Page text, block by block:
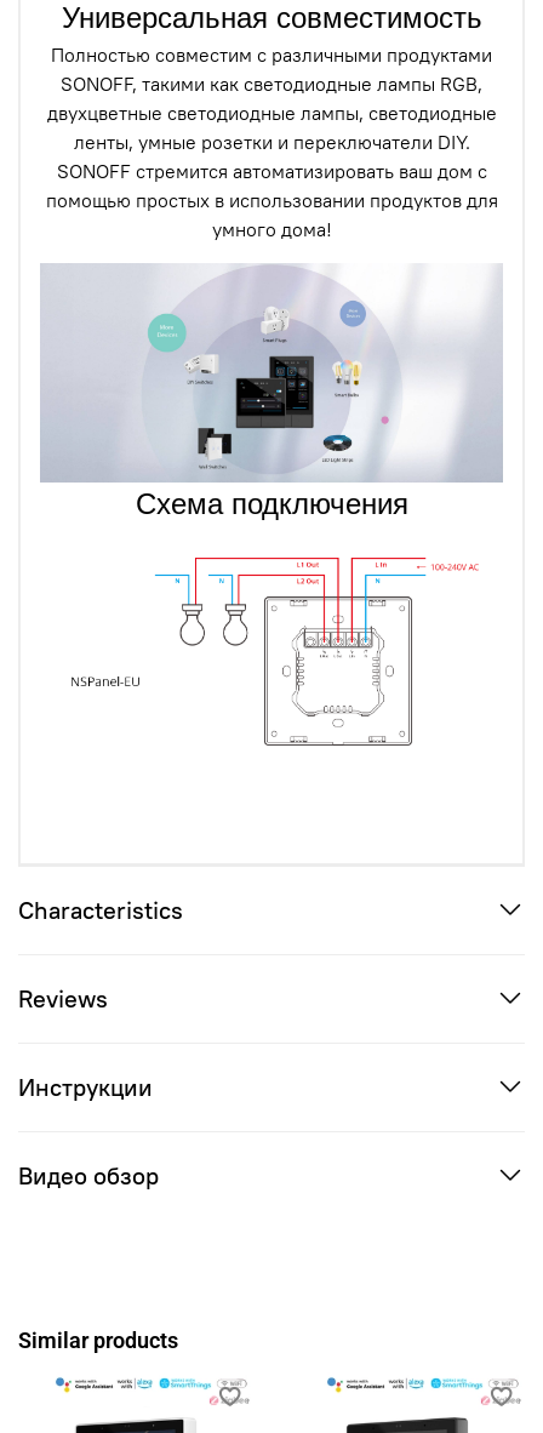
Универсальная совместимость
Полностью совместим с различными продуктами
SONOFF, такими как светодиодные лампы RGB,
двухцветные светодиодные лампы, светодиодные
ленты, умные розетки и переключатели DIY.
SONOFF стремится автоматизировать ваш дом с
помощью простых в использовании продуктов для
умного дома!
Схема подключения
Characteristics
Reviews
Инструкции
Видео обзор
Similar products